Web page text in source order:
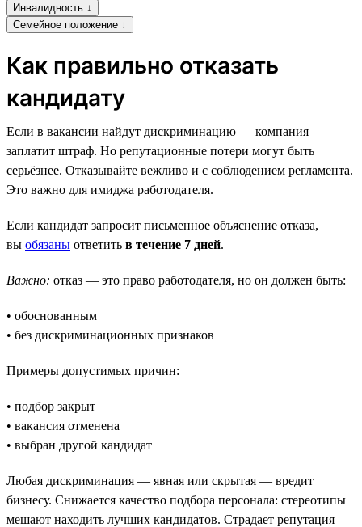
Инвалидность ↓
Семейное положение ↓
Как правильно отказать
кандидату
Если в вакансии найдут дискриминацию — компания
заплатит штраф. Но репутационные потери могут быть
серьёзнее. Отказывайте вежливо и с соблюдением регламента.
Это важно для имиджа работодателя.
Если кандидат запросит письменное объяснение отказа,
вы обязаны ответить в течение 7 дней.
Важно: отказ — это право работодателя, но он должен быть:
• обоснованным
• без дискриминационных признаков
Примеры допустимых причин:
• подбор закрыт
• вакансия отменена
• выбран другой кандидат
Любая дискриминация — явная или скрытая — вредит
бизнесу. Снижается качество подбора персонала: стереотипы
мешают находить лучших кандидатов. Страдает репутация